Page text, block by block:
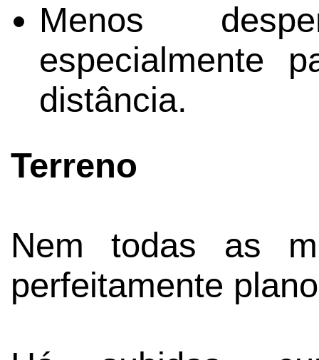
Menos
especialmente
distância.
Terreno
Nem todas as
perfeitamente